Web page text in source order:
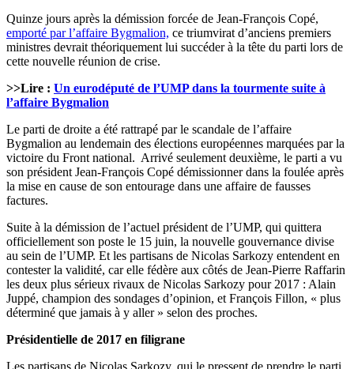
Quinze jours après la démission forcée de Jean-François Copé,
emporté par l’affaire Bygmalion, ce triumvirat d’anciens premiers
ministres devrait théoriquement lui succéder à la tête du parti lors de
cette nouvelle réunion de crise.
>>Lire : Un eurodéputé de l’UMP dans la tourmente suite à
l’affaire Bygmalion
Le parti de droite a été rattrapé par le scandale de l’affaire
Bygmalion au lendemain des élections européennes marquées par la
victoire du Front national. Arrivé seulement deuxième, le parti a vu
son président Jean-François Copé démissionner dans la foulée après
la mise en cause de son entourage dans une affaire de fausses
factures.
Suite à la démission de l’actuel président de l’UMP, qui quittera
officiellement son poste le 15 juin, la nouvelle gouvernance divise
au sein de l’UMP. Et les partisans de Nicolas Sarkozy entendent en
contester la validité, car elle fédère aux côtés de Jean-Pierre Raffarin
les deux plus sérieux rivaux de Nicolas Sarkozy pour 2017 : Alain
Juppé, champion des sondages d’opinion, et François Fillon, « plus
déterminé que jamais à y aller » selon des proches.
Présidentielle de 2017 en filigrane